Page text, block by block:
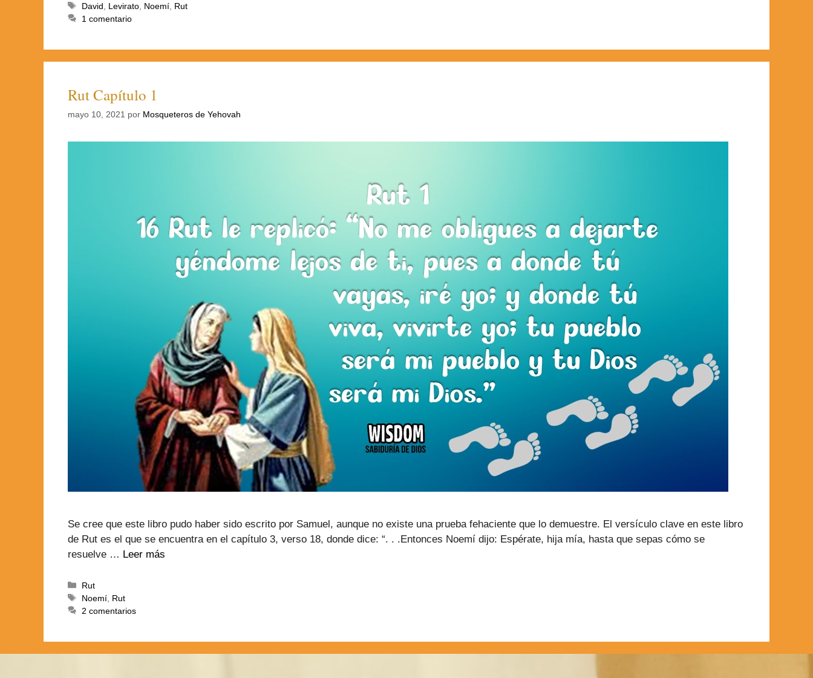
David
Levirato Noemí Rut
1 comentario
Rut Capítulo 1
mayo 10, 2021 por Mosqueteros de Yehovah
Se cree que este libro pudo haber sido escrito por Samuel, aunque no existe una prueba fehaciente que lo demuestre. El versículo clave en este libro
de Rut es el que se encuentra en el capítulo 3, verso 18, donde dice: “. . .Entonces Noemí dijo: Espérate, hija mía, hasta que sepas cómo se
resuelve … Leer más
Rut
Noemí Rut
2 comentarios